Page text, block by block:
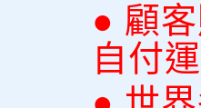
● 顧
自付